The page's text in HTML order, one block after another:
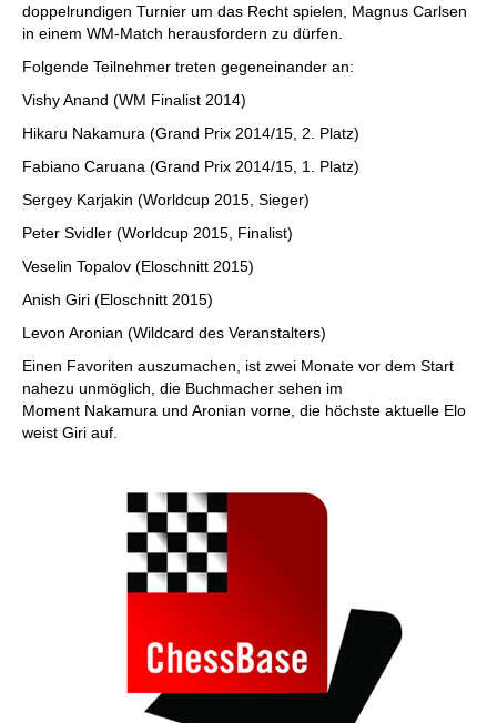
doppelrundigen Turnier um das Recht spielen, Magnus Carlsen
in einem WM-Match herausfordern zu dürfen.
Folgende Teilnehmer treten gegeneinander an:
Vishy Anand (WM Finalist 2014)
Hikaru Nakamura (Grand Prix 2014/15, 2. Platz)
Fabiano Caruana (Grand Prix 2014/15, 1. Platz)
Sergey Karjakin (Worldcup 2015, Sieger)
Peter Svidler (Worldcup 2015, Finalist)
Veselin Topalov (Eloschnitt 2015)
Anish Giri (Eloschnitt 2015)
Levon Aronian (Wildcard des Veranstalters)
Einen Favoriten auszumachen, ist zwei Monate vor dem Start
nahezu unmöglich, die Buchmacher sehen im
Moment Nakamura und Aronian vorne, die höchste aktuelle Elo
weist Giri auf.